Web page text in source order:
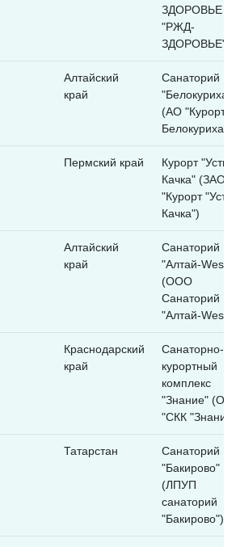
ЗДОРОВЬЕ
"РЖД-
ЗДОРОВЬЕ")
Алтайский
край
Санаторий
"Белокуриха"
(АО "Курорт
Белокуриха")
Пермский край
Курорт "Усть-
Качка" (ЗАО
"Курорт "Усть-
Качка")
Алтайский
край
Санаторий
"Алтай-West"
(ООО
Санаторий
"Алтай-West")
Краснодарский
край
Санаторно-
курортный
комплекс
"Знание"
"СКК
Татарстан
Санаторий
"Бакирово"
(ЛПУП
санаторий
"Бакирово")